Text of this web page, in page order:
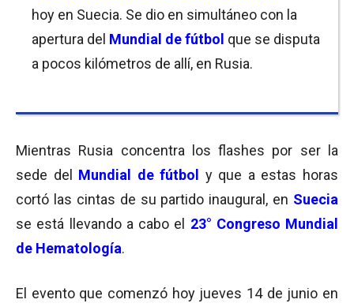
hoy en Suecia. Se dio en simultáneo con la
apertura del Mundial de fútbol que se disputa
a pocos kilómetros de allí, en Rusia.
Mientras Rusia concentra los flashes por ser la
sede del Mundial de fútbol y que a estas horas
cortó las cintas de su partido inaugural, en Suecia
se está llevando a cabo el 23° Congreso Mundial
de Hematología.
El evento que comenzó hoy jueves 14 de junio en